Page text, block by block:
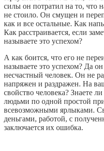
силы он потратил на то, что
не стоило. Он смущен и
как и все остальные. Как
Как расстраивается, если
называете это успехом?
А как боится, что его не
называете это успехом? Да
несчастный человек. Он не
напряжен и раздражен. На
свойство человека? Знаете
людьми по одной простой
всевозможными ярлыками.
деньгами, работой, с
заключается их ошибка.